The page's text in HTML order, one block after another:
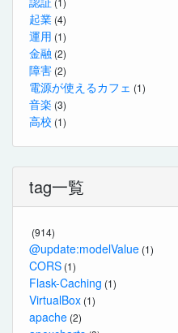
起業 (4)
運用 (1)
金融 (2)
障害 (2)
電源が使えるカフェ (1)
音楽 (3)
高校 (1)
tag一覧
(914)
@update:modelValue (1)
CORS (1)
Flask-Caching (1)
VirtualBox (1)
apache (2)